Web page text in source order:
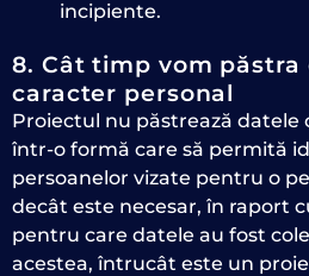
incipiente.
8. Cât timp vom păstra
caracter personal
Proiectul nu păstrează datele
într-o formă care să permită
persoanelor vizate pentru o
decât este necesar, în raport
pentru care datele au fost
acestea, întrucât este un